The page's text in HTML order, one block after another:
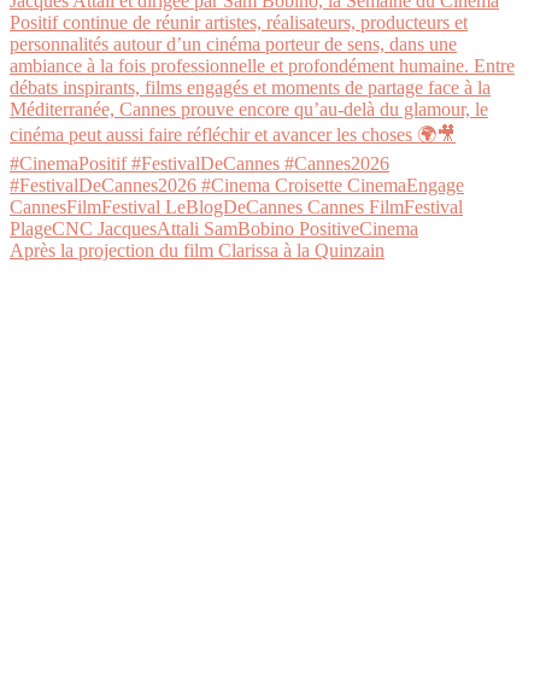
Après la projection du film Clarissa à la Quinzain